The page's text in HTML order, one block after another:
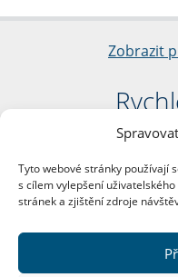
Tyto webové stránky používají
s cílem vylepšení
stránek a zjištění zdroje
Zobrazit
nám.